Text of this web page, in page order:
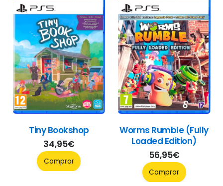
Tiny Bookshop
34,95€
Comprar
Worms Rumble (Fully
Loaded Edition)
56,95€
Comprar